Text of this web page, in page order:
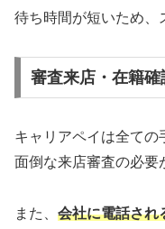
待ち時間が短いため、
審査来店・在籍
キャリアペイは全ての
面倒な来店審査の必要
また、 会社に電話され